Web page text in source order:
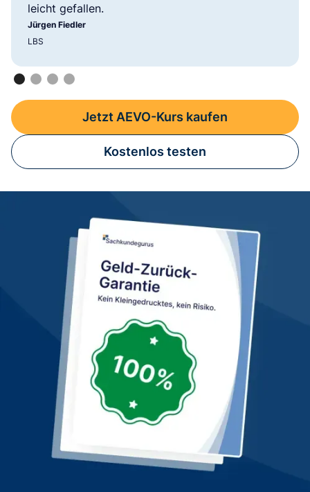
leicht gefallen.
Jürgen Fiedler
LBS
Jetzt AEVO-Kurs kaufen
Kostenlos testen